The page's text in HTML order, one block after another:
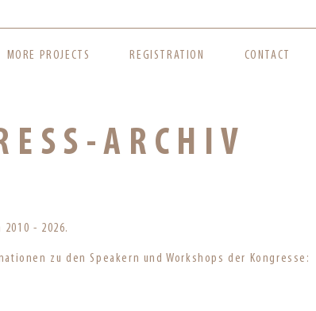
MORE PROJECTS REGISTRATION CONTACT
ARCHIV
2010 - 2026.
zu den Speakern und Workshops der Kongresse: